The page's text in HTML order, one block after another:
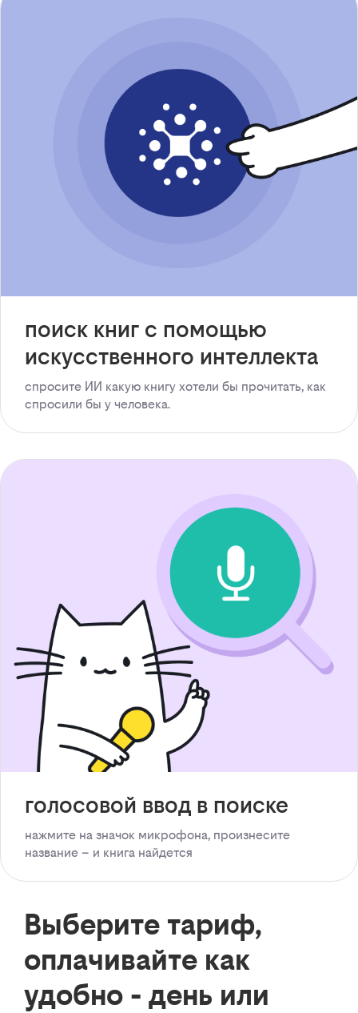
поиск книг с помощью
искусственного интеллекта
спросите ИИ какую книгу хотели бы прочитать, как
спросили бы у человека.
голосовой ввод в поиске
нажмите на значок микрофона, произнесите
название – и книга найдется
Выберите тариф,
оплачивайте как
удобно - день или